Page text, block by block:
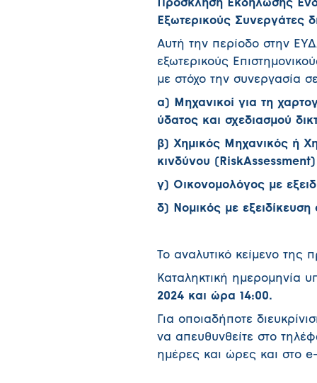
Πρόσκληση Εκδήλωσης
Εξωτερικούς Συνεργάτες
Αυτή την περίοδο στην
εξωτερικούς
με στόχο την συνεργασία
α) Μηχανικοί για τη
ύδατος και σχεδιασμού
β) Χημικός Μηχανικός ή
κινδύνου ( RiskAssessment)
γ) Οικονομολόγος με
δ) Νομικός με
Το αναλυτικό κείμενο της
Καταληκτική ημερομηνία
2024 και ώρα 14:00.
Για οποιαδήποτε
να απευθυνθείτε στο
ημέρες και ώρες και στο